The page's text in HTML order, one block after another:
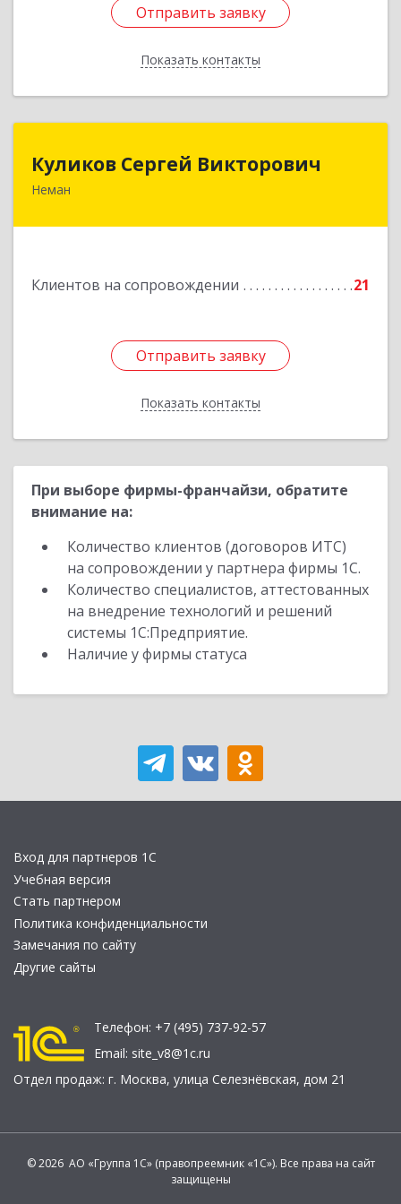
Отправить заявку
Показать контакты
Отправить заявку
Назад
Куликов Сергей Викторович
Неман
Клиентов на сопровождении 21
Отправить заявку
Показать контакты
Куликов Сергей Викторович
Отправить заявку
Назад
При выборе фирмы-франчайзи, обратите
внимание на:
Количество клиентов (договоров ИТС)
на сопровождении у партнера фирмы 1С.
Количество специалистов, аттестованных
на внедрение технологий и решений
системы 1С:Предприятие.
Наличие у фирмы статуса
Вход для партнеров 1С
Учебная версия
Стать партнером
Политика конфиденциальности
Замечания по сайту
Другие сайты
Телефон: +7 (495) 737-92-57
Email: site_v8@1c.ru
Отдел продаж: г. Москва, улица Селезнёвская, дом 21
© 2026 АО «Группа 1С» (правопреемник «1С»). Все права на сайт
защищены